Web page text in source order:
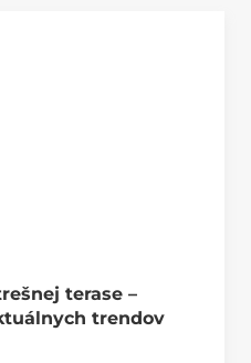
terase –
trendov